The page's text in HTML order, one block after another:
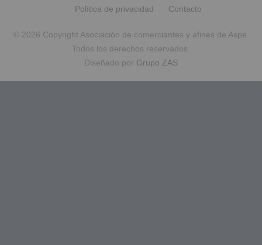
Política de privacidad
Contacto
© 2026 Copyright Asociación de comerciantes y afines de Aspe.
Todos los derechos reservados.
Diseñado por Grupo ZAS